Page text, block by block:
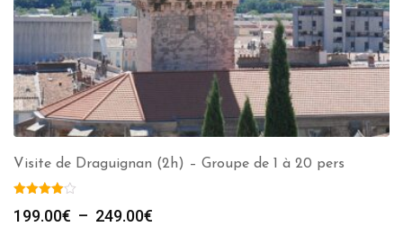
Visite de Draguignan (2h) – Groupe de 1 à 20 pers
199.00€ – 249.00€